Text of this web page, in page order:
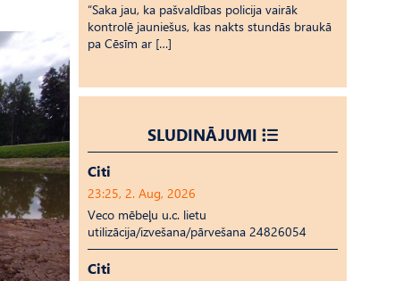
“Saka jau, ka pašvaldības policija vairāk
kontrolē jauniešus, kas nakts stundās braukā
pa Cēsīm ar […]
SLUDINĀJUMI
Citi
23:25, 2. Aug, 2026
Veco mēbeļu u.c. lietu
utilizācija/izvešana/pārvešana 24826054
Citi